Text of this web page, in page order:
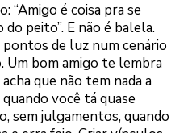
“Amigo é coisa pra se
peito”. E não é balela.
pontos de luz num cenário
Um bom amigo te lembra
que não tem nada a
você tá quase
sem julgamentos, quando